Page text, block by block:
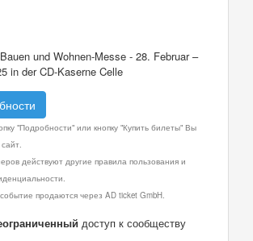
und Wohnen-Messe - 28. Februar –
in der CD-Kaserne Celle
"Подробности" или кнопку "Купить билеты" Вы
действуют другие правила пользования и
продаются через AD ticket GmbH.
доступ к сообществу